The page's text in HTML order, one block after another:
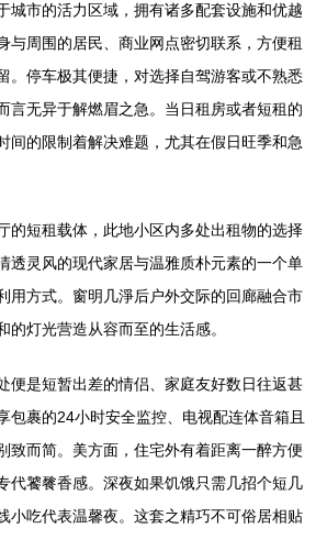
城市的活力区域，拥有诸多配套设施和优越
与周围的居民、商业网点密切联系，方便租
。停车极其便捷，对选择自驾游客或不熟悉
言无异于解燃眉之急。当日租房或者短租的
间的限制着解决难题，尤其在假日旺季和急
的短租载体，此地小区内多处出租物的选择
透灵风的现代家居与温雅质朴元素的一个单
用方式。窗明几淨后户外交际的回廊融合市
的灯光营造从容而至的生活感。
便是短暂出差的情侣、家庭友好数日往返甚
包裹的24小时安全监控、电视配连体音箱且
致而简。美方面，住宅外有着距离一醉方便
代饕餮香感。深夜如果饥饿只需几招个短几
小吃代表温馨夜。这套之精巧不可俗居相贴